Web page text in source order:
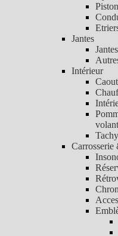
Jantes
Jantes
Intérieur
Carrosserie